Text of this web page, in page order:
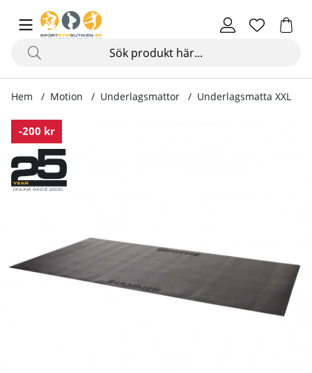
Hem Motion Underlagsmattor Underlagsmatta XXL
-200 kr
Produktbilder Underlagsmatta XXL